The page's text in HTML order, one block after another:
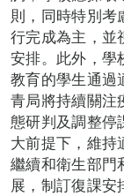
則，同時特別考
行完成為主，並
安排。此外，學
教育的學生通過
青局將持續關注
態研判及調整停
大前提下，維持
繼續和衛生部門
展，制訂復課安